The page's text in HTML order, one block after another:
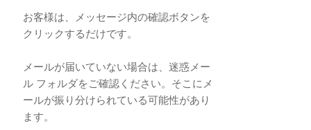
お客様は、メッセージ内の確認ボタンを
クリックするだけです。
メールが届いていない場合は、迷惑メー
ル フォルダをご確認ください。そこにメ
ールが振り分けられている可能性があり
ます。